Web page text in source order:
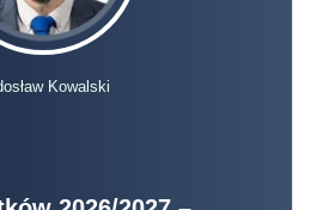
Kowalski